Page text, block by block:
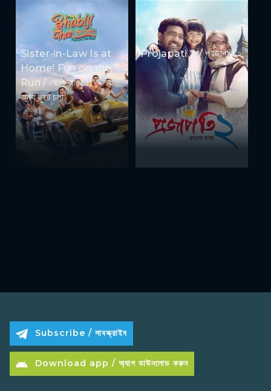
Sister-in-Law Is at
Home! Fun on the
Run / বৌমা বাড়িতে! খেলার
জন্য ছুটে চলা
Projapati 2 / প্রজাপতি ২
Subscribe / সাবস্ক্রাইব
Download app / অ্যাপ ডাউনলোড করুন